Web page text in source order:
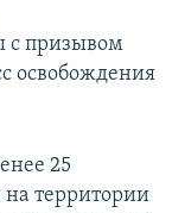
с призывом
освобождения
25
на территории